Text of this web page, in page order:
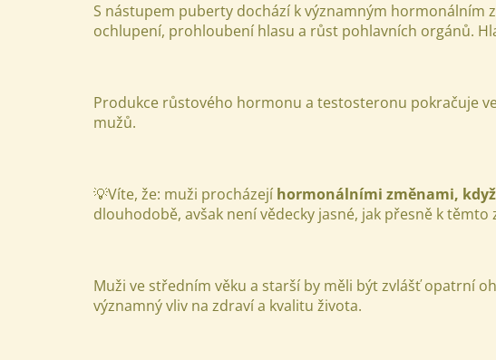
S nástupem puberty dochází k významným hormonálním
ochlupení, prohloubení hlasu a růst pohlavních orgánů.
Produkce růstového hormonu a testosteronu pokračuje
mužů.
💡Víte, že: muži procházejí hormonálními změnami,
dlouhodobě, avšak není vědecky jasné, jak přesně k těmto
Muži ve středním věku a starší by měli být zvlášť opatrní
významný vliv na zdraví a kvalitu života.